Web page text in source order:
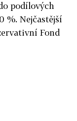
podílových
%. Nejčastější
Fond